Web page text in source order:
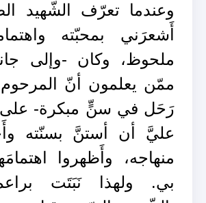
وعندما تعرّف الشّهيد
أَشعرَني بمحبّته
ملحوظ، وكان -وإلى
ممّن يعلمون أنّ
رَحَل في سنٍّ مبكرة- على
عليَّ أن أستنَّ بسنّته
منهاجه، وأَظهروا
بي. ولهذا نَبَتَت